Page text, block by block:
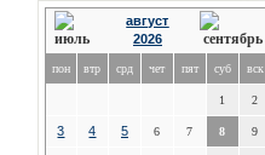
август
2026
пон втр срд чет пят суб вск
1 2
3 4 5 6 7 8 9